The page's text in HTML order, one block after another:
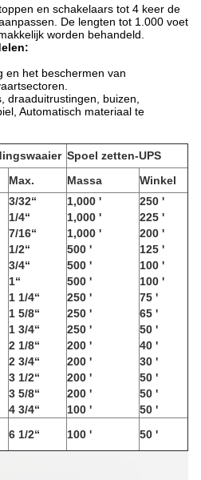
en schakelaars tot 4 keer de
De lengten tot 1.000 voet
worden behandeld.
en het beschermen van
draaduitrustingen, buizen,
Automatisch materiaal te
Spoel zetten-UPS
Max. Massa
Winkel
3/32“
1/4“
7/16“
1/2“
3/4“
1“
1 1/4“
1 5/8“
1 3/4“
2 1/8“
2 3/4“
3 1/2“
3 5/8“
4 3/4“
1,000 '
1,000 '
1,000 '
500 '
500 '
500 '
250 '
250 '
250 '
200 '
200 '
200 '
200 '
100 '
250 '
225 '
200 '
125 '
100 '
100 '
75 '
65 '
50 '
40 '
30 '
50 '
50 '
50 '
6 1/2“ 100 ' 50 '